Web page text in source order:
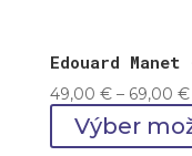
Edouard
49,00 € – 69,00 €
Výber